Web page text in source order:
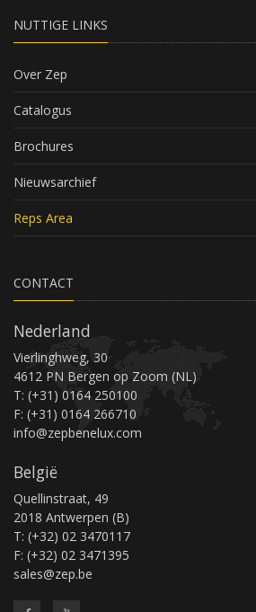
NUTTIGE LINKS
Over Zep
Catalogus
Brochures
Nieuwsarchief
Reps Area
CONTACT
Nederland
Vierlinghweg, 30
4612 PN Bergen op Zoom (NL)
T: (+31) 0164 250100
F: (+31) 0164 266710
info@zepbenelux.com
België
Quellinstraat, 49
2018 Antwerpen (B)
T: (+32) 02 3470117
F: (+32) 02 3471395
sales@zep.be